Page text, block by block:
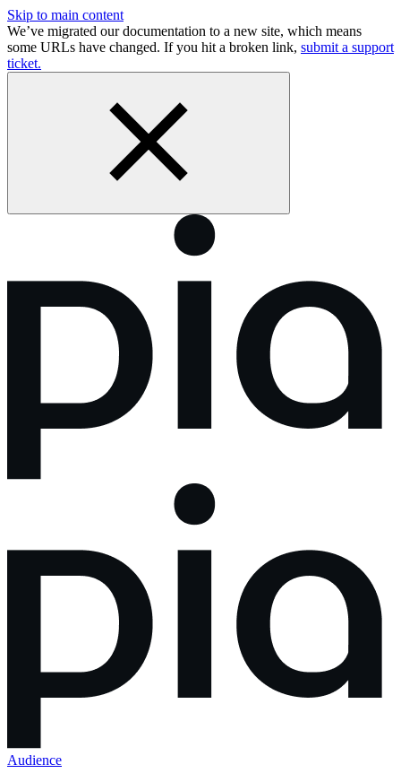
Skip to main content
We’ve migrated our documentation to a new site, which means
some URLs have changed. If you hit a broken link, submit a support
ticket.
Audience